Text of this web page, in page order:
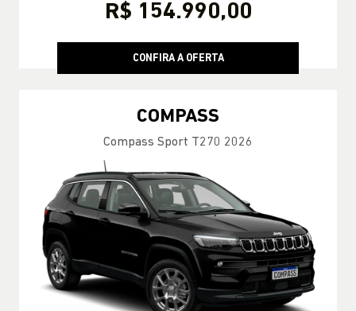
R$ 154.990,00
CONFIRA A OFERTA
COMPASS
Compass Sport T270 2026